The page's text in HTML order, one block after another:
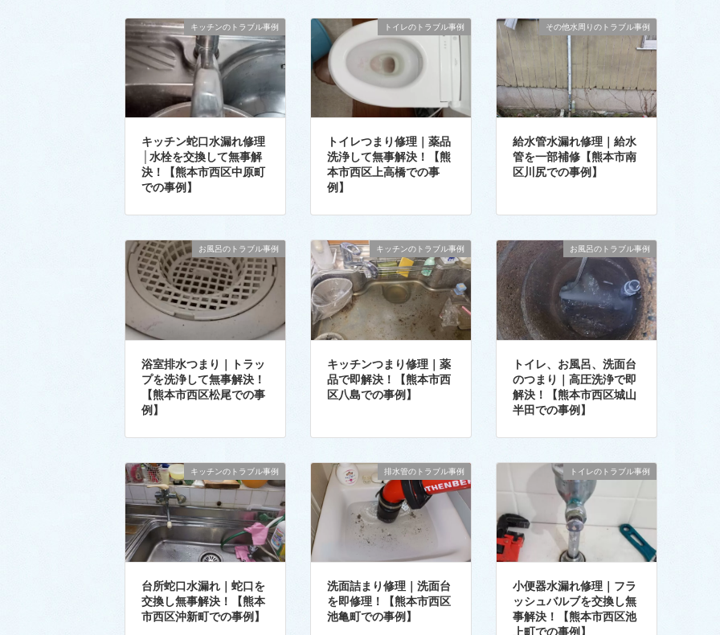
キッチンのトラブル事例
キッチン蛇口水漏れ修理
│水栓を交換して無事解
決！【熊本市西区中原町
での事例】
トイレのトラブル事例
トイレつまり修理｜薬品
洗浄して無事解決！【熊
本市西区上高橋での事
例】
その他水周りのトラブル事例
給水管水漏れ修理｜給水
管を一部補修【熊本市南
区川尻での事例】
お風呂のトラブル事例
浴室排水つまり｜トラッ
プを洗浄して無事解決！
【熊本市西区松尾での事
例】
キッチンのトラブル事例
キッチンつまり修理｜薬
品で即解決！【熊本市西
区八島での事例】
お風呂のトラブル事例
トイレ、お風呂、洗面台
のつまり｜高圧洗浄で即
解決！【熊本市西区城山
半田での事例】
キッチンのトラブル事例
台所蛇口水漏れ｜蛇口を
交換し無事解決！【熊本
市西区沖新町での事例】
排水管のトラブル事例
洗面詰まり修理｜洗面台
を即修理！【熊本市西区
池亀町での事例】
トイレのトラブル事例
小便器水漏れ修理｜フラ
ッシュバルブを交換し無
事解決！【熊本市西区池
上町での事例】